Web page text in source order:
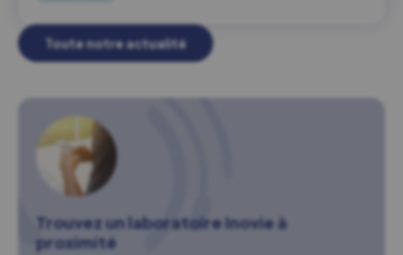
Toute notre actualité
Trouvez un laboratoire Inovie à
proximité